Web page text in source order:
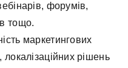
форумів,
тощо.
маркетингових
локалізаційних рішень